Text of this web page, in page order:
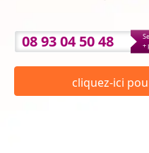
08 93 04 50 48
+
cliquez-ici